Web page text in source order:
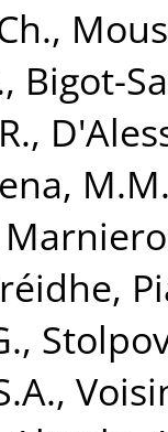
,
, Bigot-
,
,
,
,